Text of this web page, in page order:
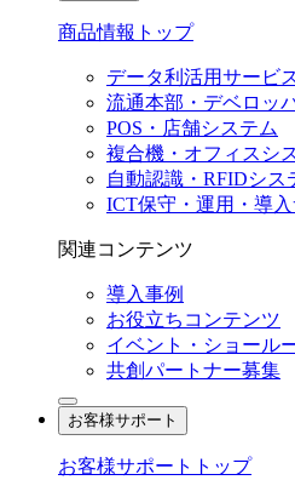
商品情報トップ
データ利活用サービ
流通本部・デベロッ
POS・店舗システム
複合機・オフィスシ
自動認識・RFIDシス
ICT保守・運用・導
関連コンテンツ
導入事例
お役立ちコンテンツ
イベント・ショール
共創パートナー募集
お客様サポート
お客様サポートトップ